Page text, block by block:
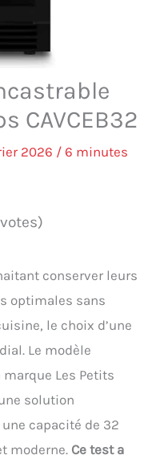
CAVCEB32
2026 / 6 minutes
conserver leurs
optimales sans
le choix d’une
Le modèle
marque Les Petits
solution
capacité de 32
moderne. Ce test a